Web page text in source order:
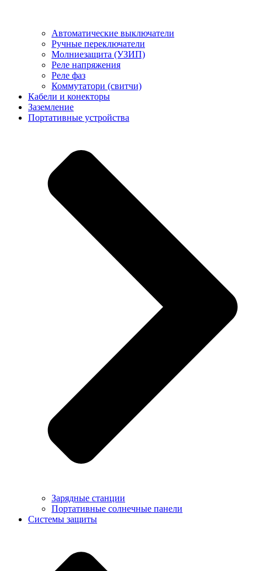
Автоматические выключатели
Ручные переключатели
Молниезащита (УЗИП)
Реле напряжения
Реле фаз
Коммутатори (свитчи)
Кабели и конекторы
Заземление
Портативные устройства
Зарядные станции
Портативные солнечные панели
Системы защиты